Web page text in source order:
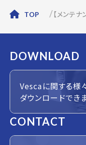
TOP 【メンテ
DOWNLOAD
Vescaに関する様
ダウンロードでき
CONTACT